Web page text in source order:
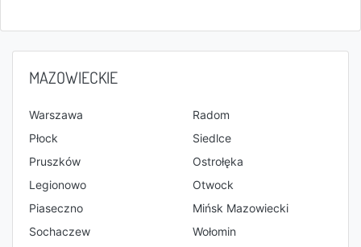
MAZOWIECKIE
Warszawa
Radom
Płock
Siedlce
Pruszków
Ostrołęka
Legionowo
Otwock
Piaseczno
Mińsk Mazowiecki
Sochaczew
Wołomin